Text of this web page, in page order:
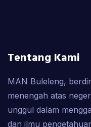
Tentang Kami
MAN Buleleng,
menengah atas
unggul dalam
dan ilmu